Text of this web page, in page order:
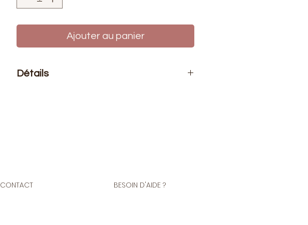
Ajouter au panier
Détails
accessoires. Encolure, bordure, patte indéchirable...
CONTACT BESOIN D'AIDE ?